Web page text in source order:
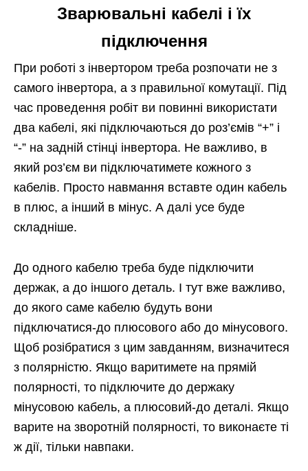
Зварювальні кабелі і їх
підключення
При роботі з інвертором треба розпочати не з
самого інвертора, а з правильної комутації. Під
час проведення робіт ви повинні використати
два кабелі, які підключаються до роз’ємів “+” і
“-” на задній стінці інвертора. Не важливо, в
який роз’єм ви підключатимете кожного з
кабелів. Просто навмання вставте один кабель
в плюс, а інший в мінус. А далі усе буде
складніше.
До одного кабелю треба буде підключити
держак, а до іншого деталь. І тут вже важливо,
до якого саме кабелю будуть вони
підключатися-до плюсового або до мінусового.
Щоб розібратися з цим завданням, визначитеся
з полярністю. Якщо варитимете на прямій
полярності, то підключите до держаку
мінусовою кабель, а плюсовий-до деталі. Якщо
варите на зворотній полярності, то виконаєте ті
ж дії, тільки навпаки.